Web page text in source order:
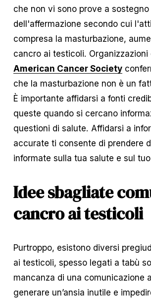
che non vi sono prove a sostegno
dell'affermazione secondo cui
compresa la masturbazione,
American Cancer Society
che la masturbazione non è un
È importante affidarsi a fonti
queste quando si cercano
questioni di salute. Affidarsi a
accurate ti consente di prendere
informate sulla tua salute e sul
Idee sbagliate
cancro ai testicoli
Purtroppo, esistono diversi
ai testicoli, spesso legati a tabù
mancanza di una comunicazione
generare un’ansia inutile e